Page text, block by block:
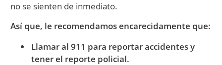
no se sienten de inmediato.
Así que, le recomendamos encarecidamente que:
Llamar al 911 para reportar accidentes y
tener el reporte policial.